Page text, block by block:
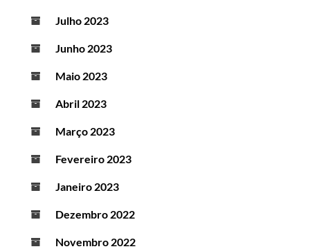
Julho 2023
Junho 2023
Maio 2023
Abril 2023
Março 2023
Fevereiro 2023
Janeiro 2023
Dezembro 2022
Novembro 2022